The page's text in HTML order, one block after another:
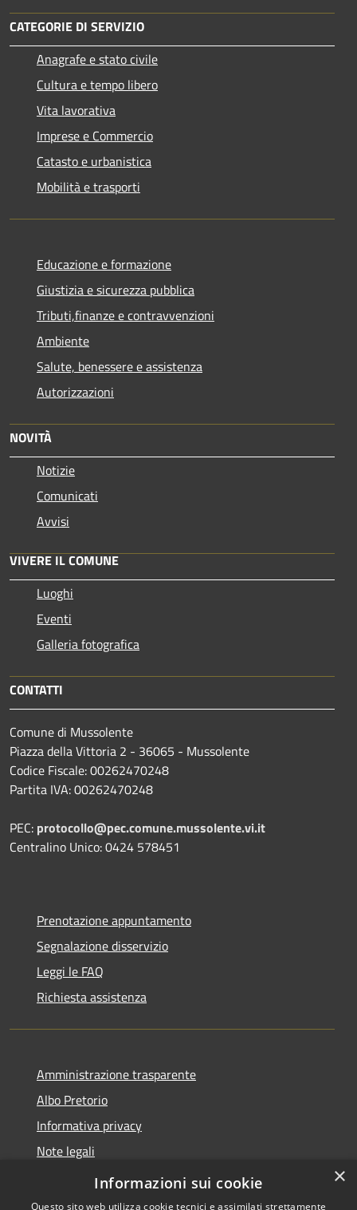
CATEGORIE DI SERVIZIO
Anagrafe e stato civile
Cultura e tempo libero
Vita lavorativa
Imprese e Commercio
Catasto e urbanistica
Mobilità e trasporti
Educazione e formazione
Giustizia e sicurezza pubblica
Tributi,finanze e contravvenzioni
Ambiente
Salute, benessere e assistenza
Autorizzazioni
NOVITÀ
Notizie
Comunicati
Avvisi
VIVERE IL COMUNE
Luoghi
Eventi
Galleria fotografica
CONTATTI
Comune di Mussolente
Piazza della Vittoria 2 - 36065 - Mussolente
Codice Fiscale: 00262470248
Partita IVA: 00262470248
PEC: protocollo@pec.comune.mussolente.vi.it
Centralino Unico: 0424 578451
Prenotazione appuntamento
Segnalazione disservizio
Leggi le FAQ
Richiesta assistenza
Amministrazione trasparente
Albo Pretorio
Informativa privacy
Note legali
Dichiarazione di accessibilità
×
Informazioni sui cookie
Questo sito web utilizza cookie tecnici e assimilati strettamente